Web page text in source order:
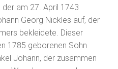
am 27. April 1743
Georg Nickles auf, der
bekleidete. Dieser
1785 geborenen Sohn
Johann, der zusammen